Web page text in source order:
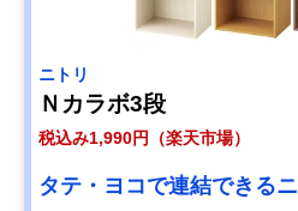
ニトリ
Ｎカラボ3段
税込み1,990円（楽天市場）
タテ・ヨコで連結できる